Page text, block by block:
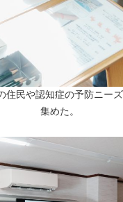
住民や認知症の予防ニー
集めた。